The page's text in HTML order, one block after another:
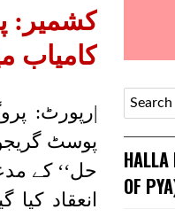
کشمیر:
کامیاب
پوسٹ
حل‘‘ کے
HALLA
OF